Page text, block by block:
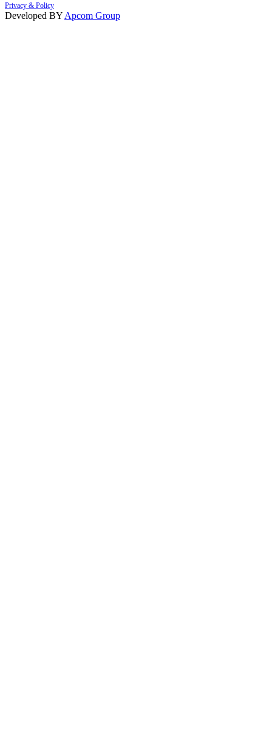
Privacy & Policy
Developed BY Apcom Group